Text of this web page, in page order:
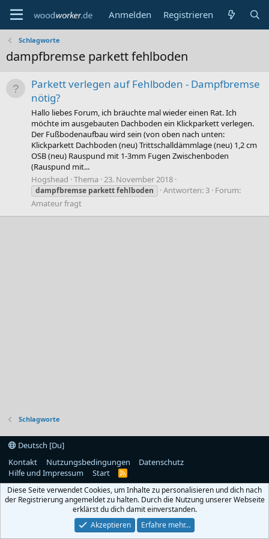
Anmelden Registrieren
Schlagworte
dampfbremse parkett fehlboden
Parkett verlegen auf Fehlboden - Dampfbremse
nötig?
Hallo liebes Forum, ich bräuchte mal wieder einen Rat. Ich
möchte im ausgebauten Dachboden ein Klickparkett verlegen.
Der Fußbodenaufbau wird sein (von oben nach unten:
Klickparkett Dachboden (neu) Trittschalldämmlage (neu) 1,2 cm
OSB (neu) Rauspund mit 1-3mm Fugen Zwischenboden
(Rauspund mit...
Hogshead Thema 23. November 2018
dampfbremse parkettfehlboden Antworten: 3 Forum:
Amateur fragt
Schlagworte
Deutsch [Du]
Kontakt
Nutzungsbedingungen
Datenschutz
Hilfe und Impressum
Start
R
S
Diese Seite verwendet Cookies, um Inhalte zu personalisieren und dich nach
der Registrierung angemeldet zu halten. Durch die Nutzung unserer Webseite
erklärst du dich damit einverstanden.
Akzeptieren
Erfahre mehr…